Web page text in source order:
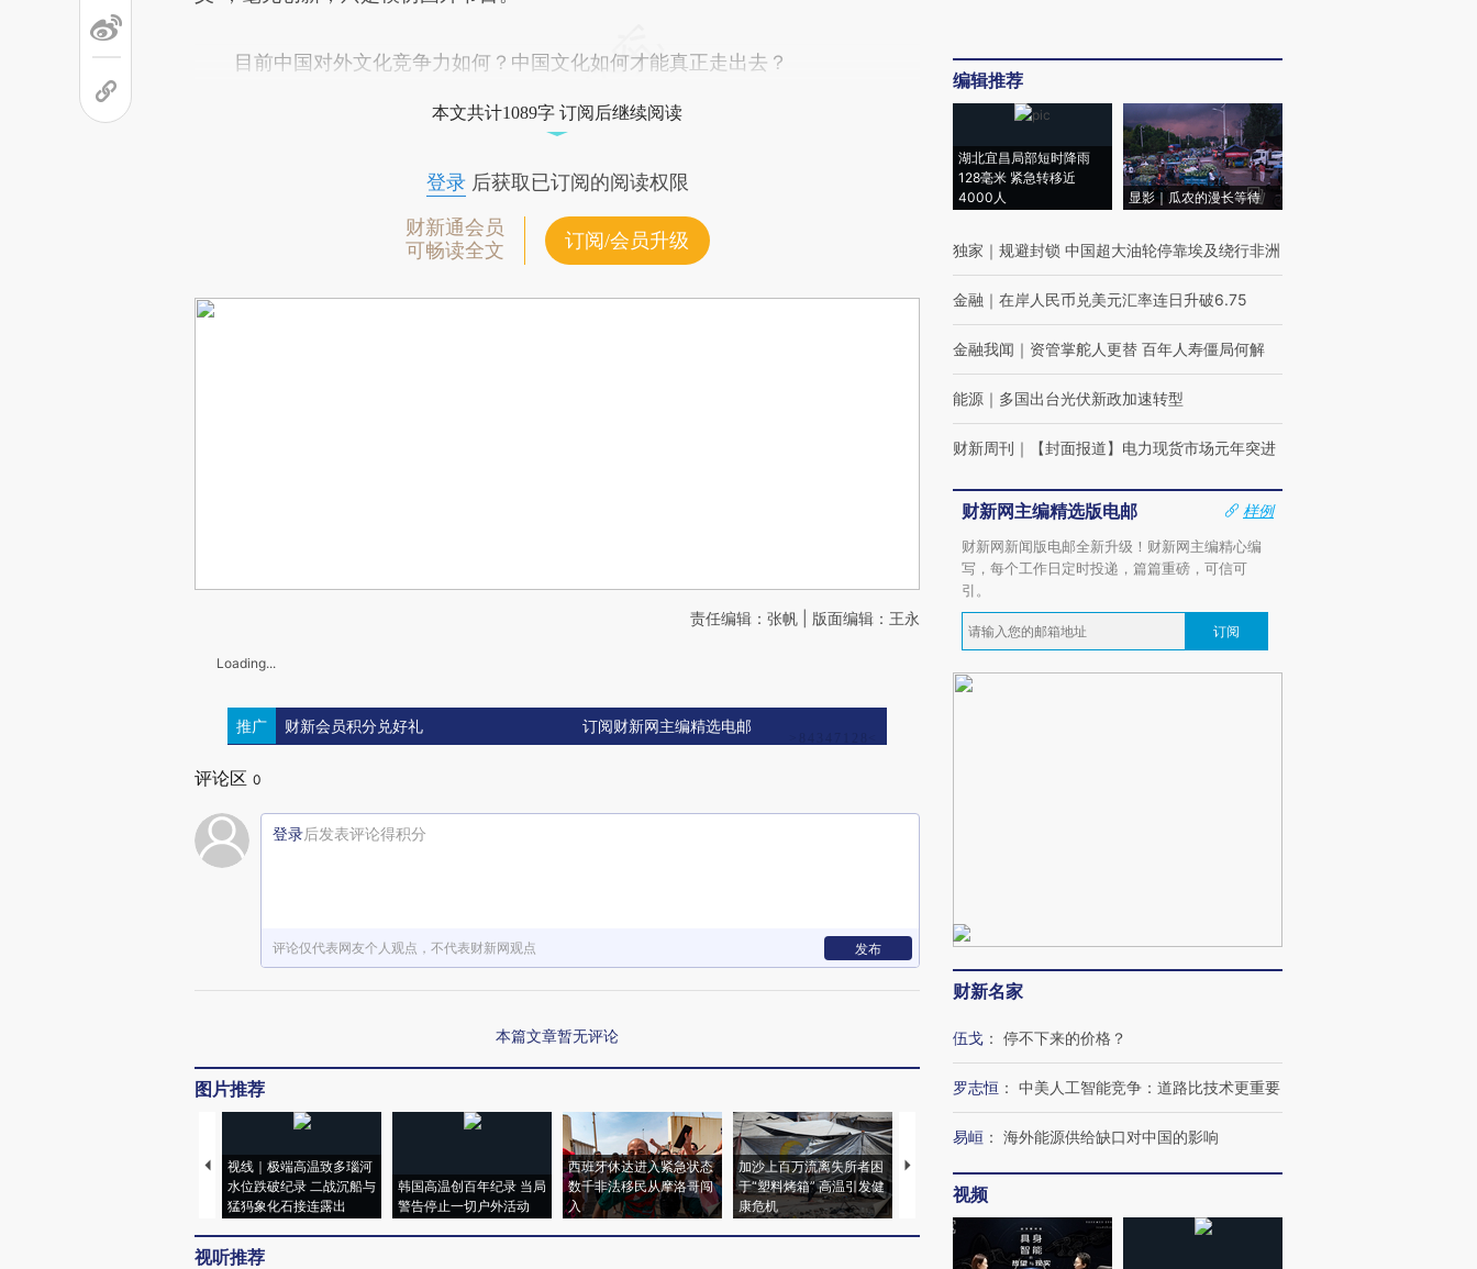
目前中国对外文化竞争力如何？中国文化如何才能真正走出去？
本文共计1089字 订阅后继续阅读
登录后获取已订阅的阅读权限
财新通会员
可畅读全文
订阅/会员升级
责任编辑：张帆 | 版面编辑：王永
Loading...
推广 财新会员积分兑好礼 订阅财新网主编精选电邮
评论区 0
登录后发表评论得积分
评论仅代表网友个人观点，不代表财新网观点 发布
本篇文章暂无评论
图片推荐
视线｜极端高温致多瑙河
水位跌破纪录 二战沉船与
猛犸象化石接连露出
韩国高温创百年纪录 当局
警告停止一切户外活动
西班牙休达进入紧急状态
数千非法移民从摩洛哥闯
入
加沙上百万流离失所者困
于“塑料烤箱” 高温引发健
康危机
视线｜HYROX的吸金
术：是什么让中产们甘
心“花钱找虐”？
视听推荐
编辑推荐
湖北宜昌局部短时降雨
128毫米 紧急转移近
4000人
显影｜瓜农的漫长等待
独家 ｜ 规避封锁 中国超大油轮停靠埃及绕行非洲
金融 ｜ 在岸人民币兑美元汇率连日升破6.75
金融我闻 ｜ 资管掌舵人更替 百年人寿僵局何解
能源 ｜ 多国出台光伏新政加速转型
财新周刊 ｜ 【封面报道】电力现货市场元年突进
财新网主编精选版电邮
样例
财新网新闻版电邮全新升级！财新网主编精心编
写，每个工作日定时投递，篇篇重磅，可信可
引。
订阅
财新名家
伍戈 ： 停不下来的价格？
罗志恒 ： 中美人工智能竞争：道路比技术更重要
易峘 ： 海外能源供给缺口对中国的影响
视频